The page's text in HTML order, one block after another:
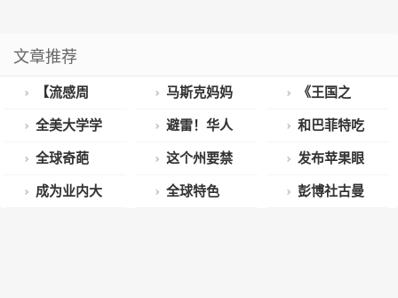
文章推荐
【流感周
报】不同地区
趋势迥异，所
以做了每个省
马斯克妈妈
华丽游中国：
74岁风采依
旧，中国风造
《王国之
泪》明晚公开
实机演示！
《CS:GO》
全美大学学
费再次暴涨！
第5名是哈
避雷！华人
宝妈找“熟人”
换汇，被骗10
和巴菲特吃
过饭的他，被
美国起诉了?
全球奇葩
Costco大赏!
这个州要禁
售彩虹糖？原
发布苹果眼
镜？开发者暗
成为业内大 全球特色 彭博社古曼